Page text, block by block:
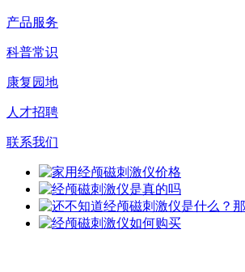
产品服务
科普常识
康复园地
人才招聘
联系我们